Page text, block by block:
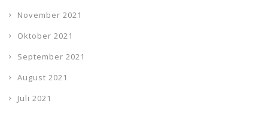
November 2021
Oktober 2021
September 2021
August 2021
Juli 2021